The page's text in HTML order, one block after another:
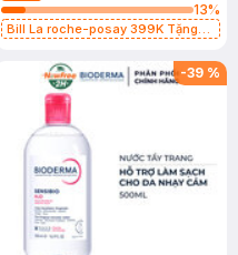
13%
Bill La roche-posay 399K Tặng
(SL có hạn)
-39 %